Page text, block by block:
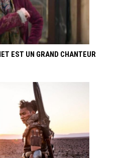
EST UN GRAND CHANTEUR